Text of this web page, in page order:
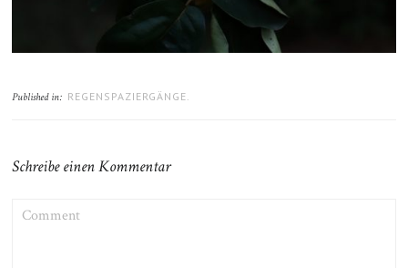
Published in: REGENSPAZIERGÄNGE.
Schreibe einen Kommentar